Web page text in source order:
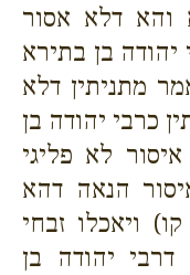
והא דלא אסור
בן בתירא
מתניתין דלא
כרבי יהודה בן
לא פליגי
הנאה דהא
ויאכלו זבחי
יהודה בן